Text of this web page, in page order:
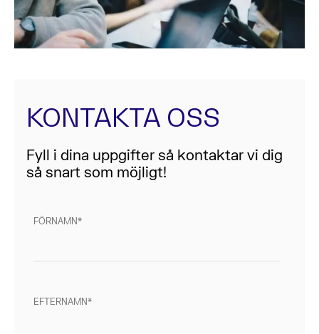
KONTAKTA OSS
Fyll i dina uppgifter så kontaktar vi dig
så snart som möjligt!
FÖRNAMN
EFTERNAMN